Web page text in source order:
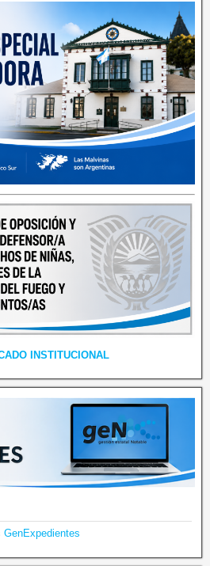
INSTITUCIONAL
GenExpedientes